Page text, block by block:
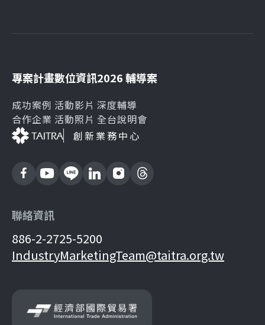
專案計畫
成功案例
合作企業
數位資訊
活動影片
活動照片
2026 輔導案
深度輔導
全台說明會
創新業務中心
聯絡資訊
886-2-2725-5200
IndustryMarketingTeam@taitra.org.tw